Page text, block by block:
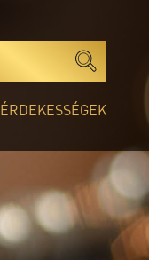
ÉRDEKESSÉGEK